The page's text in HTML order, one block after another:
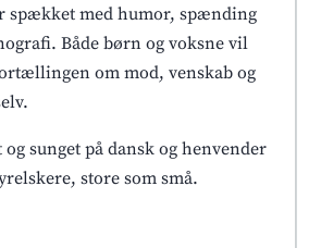
spækket med humor, spænding
Både børn og voksne vil
om mod, venskab og
og sunget på dansk og henvender
store som små.